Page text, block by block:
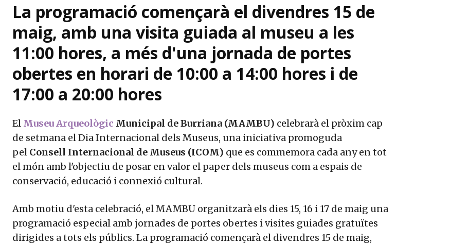
La programació començarà el divendres 15 de
maig, amb una visita guiada al museu a les
11:00 hores, a més d'una jornada de portes
obertes en horari de 10:00 a 14:00 hores i de
17:00 a 20:00 hores
El Museu Arqueològic Municipal de Burriana (MAMBU) celebrarà el pròxim cap
de setmana el Dia Internacional dels Museus, una iniciativa promoguda
pel Consell Internacional de Museus (ICOM) que es commemora cada any en tot
el món amb l'objectiu de posar en valor el paper dels museus com a espais de
conservació, educació i connexió cultural.
Amb motiu d'esta celebració, el MAMBU organitzarà els dies 15, 16 i 17 de maig una
programació especial amb jornades de portes obertes i visites guiades gratuïtes
dirigides a tots els públics. La programació començarà el divendres 15 de maig,